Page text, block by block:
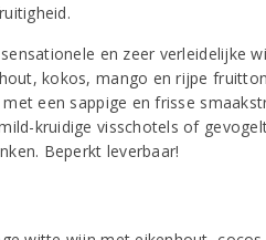
en zeer verleidelijke
kokos, mango en rijpe
een sappige en frisse
kruidige visschotels of
Beperkt leverbaar!